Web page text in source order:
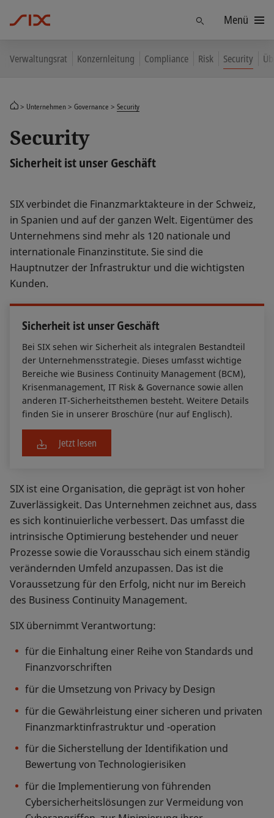
FindenMenü
Verwaltungsrat Konzernleitung Compliance Risk Security
Unternehmen Governance Security
Security
Sicherheit ist unser Geschäft
SIX verbindet die Finanzmarktakteure in der Schweiz,
in Spanien und auf der ganzen Welt. Eigentümer des
Unternehmens sind mehr als 120 nationale und
internationale Finanzinstitute. Sie sind die
Hauptnutzer der Infrastruktur und die wichtigsten
Kunden.
Sicherheit ist unser Geschäft
Bei SIX sehen wir Sicherheit als integralen Bestandteil
der Unternehmensstrategie. Dieses umfasst wichtige
Bereiche wie Business Continuity Management (BCM),
Krisenmanagement, IT Risk & Governance sowie allen
anderen IT-Sicherheitsthemen besteht. Weitere Details
finden Sie in unserer Broschüre (nur auf Englisch).
Jetzt lesen
SIX ist eine Organisation, die geprägt ist von hoher
Zuverlässigkeit. Das Unternehmen zeichnet aus, dass
es sich kontinuierliche verbessert. Das umfasst die
intrinsische Optimierung bestehender und neuer
Prozesse sowie die Vorausschau sich einem ständig
verändernden Umfeld anzupassen. Das ist die
Voraussetzung für den Erfolg, nicht nur im Bereich
des Business Continuity Management.
SIX übernimmt Verantwortung:
für die Einhaltung einer Reihe von Standards und
Finanzvorschriften
für die Umsetzung von Privacy by Design
für die Gewährleistung einer sicheren und privaten
Finanzmarktinfrastruktur und -operation
für die Sicherstellung der Identifikation und
Bewertung von Technologierisiken
für die Implementierung von führenden
Cybersicherheitslösungen zur Vermeidung von